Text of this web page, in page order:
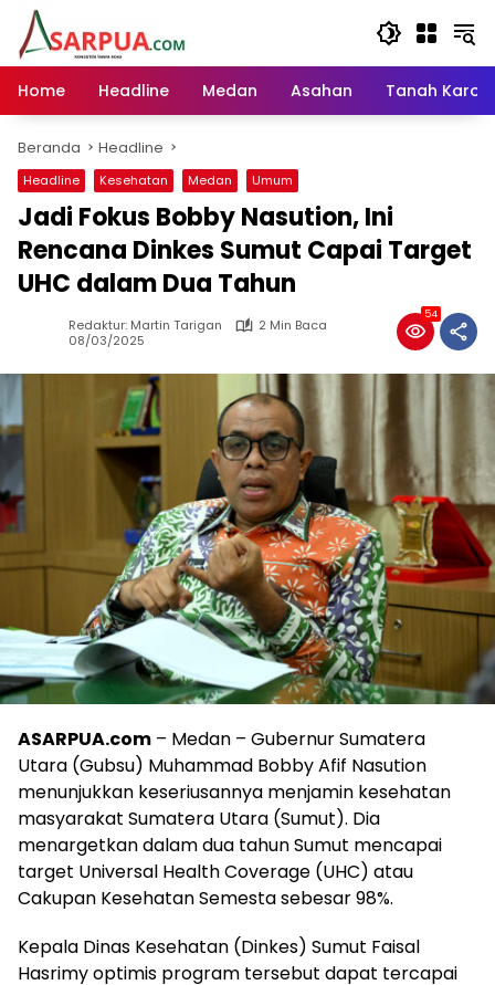
Langsung
konten
Home
Headline Medan Asahan Tanah Karo
Beranda Headline
Headline Kesehatan Medan Umum
Jadi Fokus Bobby Nasution, Ini
Rencana Dinkes Sumut Capai Target
UHC dalam Dua Tahun
Redaktur: Martin Tarigan
2 Min Baca
08/03/2025
54
ASARPUA.com – Medan – Gubernur Sumatera
Utara (Gubsu) Muhammad Bobby Afif Nasution
menunjukkan keseriusannya menjamin kesehatan
masyarakat Sumatera Utara (Sumut). Dia
menargetkan dalam dua tahun Sumut mencapai
target Universal Health Coverage (UHC) atau
Cakupan Kesehatan Semesta sebesar 98%.
Kepala Dinas Kesehatan (Dinkes) Sumut Faisal
Hasrimy optimis program tersebut dapat tercapai